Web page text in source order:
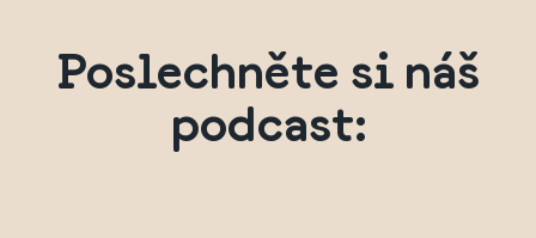
Poslechněte si náš
podcast: